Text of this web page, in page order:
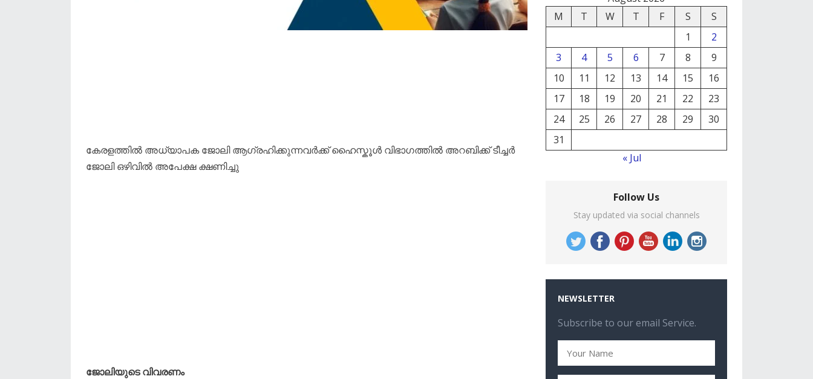
കേരളത്തിൽ അധ്യാപക ജോലി ആഗ്രഹിക്കുന്നവർക്ക് ഹൈസ്കൂൾ വിഭാഗത്തിൽ അറബിക്ക് ടീച്ചർ
ജോലി ഒഴിവിൽ അപേക്ഷ ക്ഷണിച്ചു
ജോലിയുടെ വിവരണം
M
T W T F S
S
1
2
3
4 5 6 7 8
9
10
11 12 13 14 15
16
17
18 19 20 21 22
23
24
25 26 27 28 29
30
31
« Jul
Follow Us
Stay updated via social channels
NEWSLETTER
Subscribe to our email Service.